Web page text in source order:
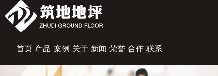
首页 产品 案例 关于 新闻 荣誉 合作 联系